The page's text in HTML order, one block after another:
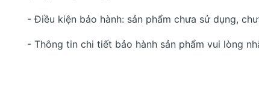
- Điều kiện bảo hành: sản phẩm chưa sử dụng,
- Thông tin chi tiết bảo hành sản phẩm vui lòng